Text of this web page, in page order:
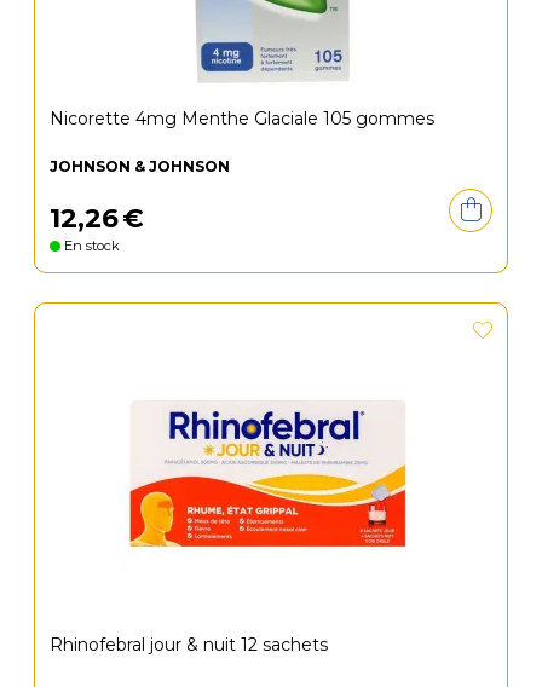
Nicorette 4mg Menthe Glaciale 105 gommes
JOHNSON & JOHNSON
12,26€
En stock
Rhinofebral jour & nuit 12 sachets